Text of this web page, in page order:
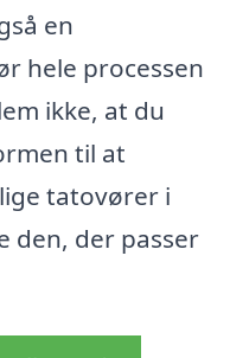
en
hele processen
ikke, at du
til at
tatovører i
den, der passer